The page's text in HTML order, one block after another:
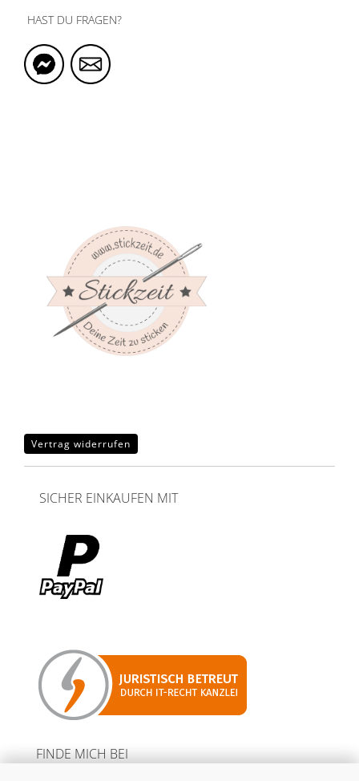
HAST DU FRAGEN?
Vertrag widerrufen
SICHER EINKAUFEN MIT
FINDE MICH BEI